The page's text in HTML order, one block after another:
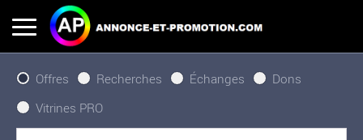
Offres Recherches Échanges
Dons
Vitrines PRO